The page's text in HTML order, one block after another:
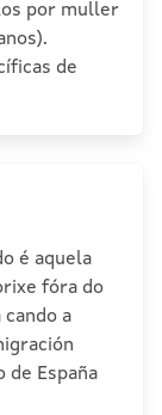
por muller
de
é aquela
fóra do
a
de España